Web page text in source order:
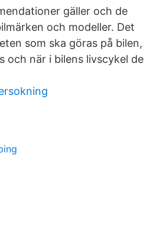
gäller och de
och modeller. Det
som ska göras på bilen,
och när i bilens livscykel de